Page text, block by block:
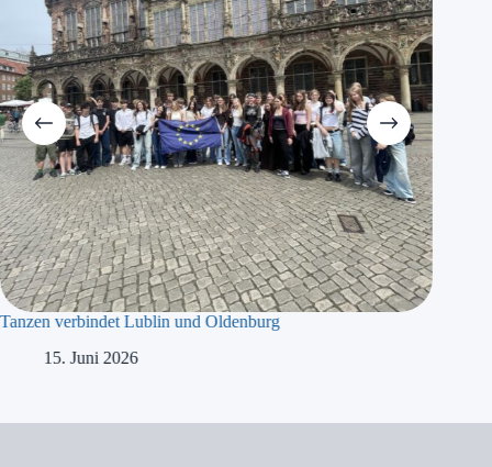
Tanzen verbindet Lublin und Oldenburg
15. Juni 2026